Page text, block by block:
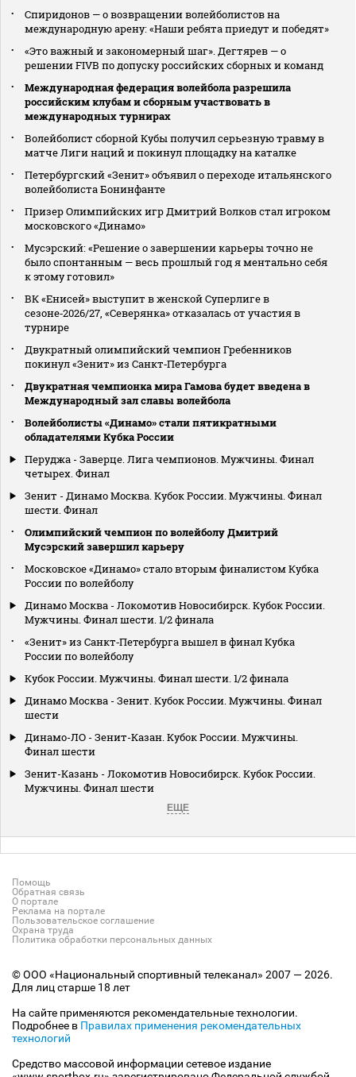
Спиридонов — о возвращении волейболистов на
международную арену: «Наши ребята приедут и победят»
«Это важный и закономерный шаг». Дегтярев — о
решении FIVB по допуску российских сборных и команд
Международная федерация волейбола разрешила
российским клубам и сборным участвовать в
международных турнирах
Волейболист сборной Кубы получил серьезную травму в
матче Лиги наций и покинул площадку на каталке
Петербургский «Зенит» объявил о переходе итальянского
волейболиста Бонинфанте
Призер Олимпийских игр Дмитрий Волков стал игроком
московского «Динамо»
Мусэрский: «Решение о завершении карьеры точно не
было спонтанным — весь прошлый год я ментально себя
к этому готовил»
ВК «Енисей» выступит в женской Суперлиге в
сезоне‑2026/27, «Северянка» отказалась от участия в
турнире
Двукратный олимпийский чемпион Гребенников
покинул «Зенит» из Санкт‑Петербурга
Двукратная чемпионка мира Гамова будет введена в
Международный зал славы волейбола
Волейболисты «Динамо» стали пятикратными
обладателями Кубка России
Перуджа - Заверце. Лига чемпионов. Мужчины. Финал
четырех. Финал
Зенит - Динамо Москва. Кубок России. Мужчины. Финал
шести. Финал
Олимпийский чемпион по волейболу Дмитрий
Мусэрский завершил карьеру
Московское «Динамо» стало вторым финалистом Кубка
России по волейболу
Динамо Москва - Локомотив Новосибирск. Кубок России.
Мужчины. Финал шести. 1/2 финала
«Зенит» из Санкт‑Петербурга вышел в финал Кубка
России по волейболу
Кубок России. Мужчины. Финал шести. 1/2 финала
Динамо Москва - Зенит. Кубок России. Мужчины. Финал
шести
Динамо-ЛО - Зенит-Казан. Кубок России. Мужчины.
Финал шести
Зенит-Казань - Локомотив Новосибирск. Кубок России.
Мужчины. Финал шести
ЕЩЕ
Помощь
Обратная связь
О портале
Реклама на портале
Пользовательское соглашение
Охрана труда
Политика обработки персональных данных
© ООО «Национальный спортивный телеканал» 2007 — 2026.
Для лиц старше 18 лет
На сайте применяются рекомендательные технологии.
Подробнее в Правилах применения рекомендательных
технологий
Средство массовой информации сетевое издание